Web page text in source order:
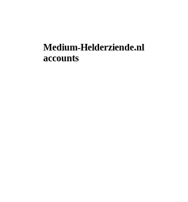
Medium-Helderziende.nl
accounts